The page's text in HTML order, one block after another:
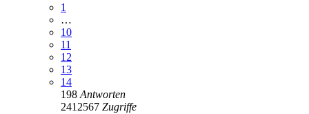
1
…
10
11
12
13
14
198 Antworten
2412567 Zugriffe